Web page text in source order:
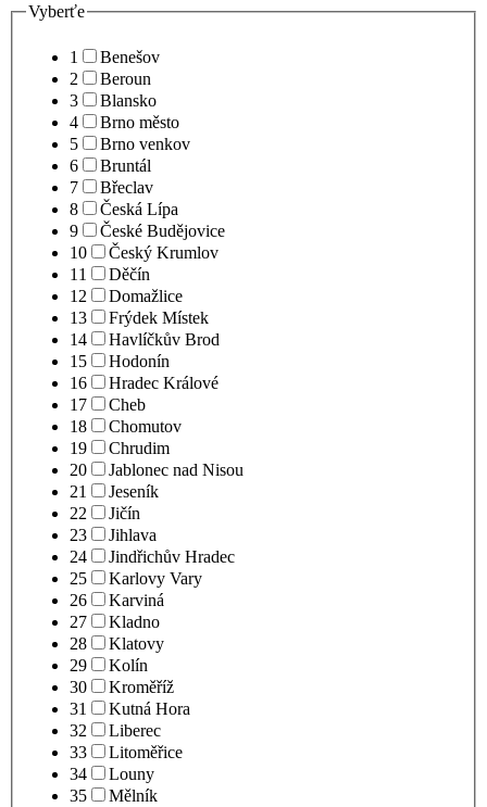
Vyberťe
1
Benešov
2
Beroun
3
Blansko
4
Brno město
5
Brno venkov
6
Bruntál
7
Břeclav
8
Česká Lípa
9
České Budějovice
10
Český Krumlov
11
Děčín
12
Domažlice
13
Frýdek Místek
14
Havlíčkův Brod
15
Hodonín
16
Hradec Králové
17
Cheb
18
Chomutov
19
Chrudim
20
Jablonec nad Nisou
21
Jeseník
22
Jičín
23
Jihlava
24
Jindřichův Hradec
25
Karlovy Vary
26
Karviná
27
Kladno
28
Klatovy
29
Kolín
30
Kroměříž
31
Kutná Hora
32
Liberec
33
Litoměřice
34
Louny
35
Mělník